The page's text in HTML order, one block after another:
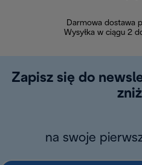
Darmowa dostawa
Wysyłka w ciągu 2
Zapisz się do
na swoje